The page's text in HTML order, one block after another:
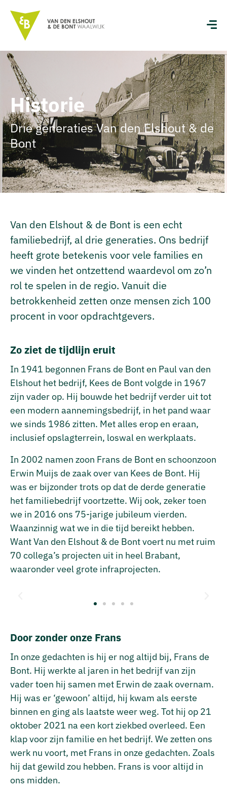
Historie
Drie generaties Van den Elshout & de
Bont
Van den Elshout & de Bont is een echt
familiebedrijf, al drie generaties. Ons bedrijf
heeft grote betekenis voor vele families en
we vinden het ontzettend waardevol om zo’n
rol te spelen in de regio. Vanuit die
betrokkenheid zetten onze mensen zich 100
procent in voor opdrachtgevers.
Zo ziet de tijdlijn eruit
In 1941 begonnen Frans de Bont en Paul van den
Elshout het bedrijf, Kees de Bont volgde in 1967
zijn vader op. Hij bouwde het bedrijf verder uit tot
een modern aannemingsbedrijf, in het pand waar
we sinds 1986 zitten. Met alles erop en eraan,
inclusief opslagterrein, loswal en werkplaats.
In 2002 namen zoon Frans de Bont en schoonzoon
Erwin Muijs de zaak over van Kees de Bont. Hij
was er bijzonder trots op dat de derde generatie
het familiebedrijf voortzette. Wij ook, zeker toen
we in 2016 ons 75-jarige jubileum vierden.
Waanzinnig wat we in die tijd bereikt hebben.
Want Van den Elshout & de Bont voert nu met ruim
70 collega’s projecten uit in heel Brabant,
waaronder veel grote infraprojecten.
Door zonder onze Frans
In onze gedachten is hij er nog altijd bij, Frans de
Bont. Hij werkte al jaren in het bedrijf van zijn
vader toen hij samen met Erwin de zaak overnam.
Hij was er ‘gewoon’ altijd, hij kwam als eerste
binnen en ging als laatste weer weg. Tot hij op 21
oktober 2021 na een kort ziekbed overleed. Een
klap voor zijn familie en het bedrijf. We zetten ons
werk nu voort, met Frans in onze gedachten. Zoals
hij dat gewild zou hebben. Frans is voor altijd in
ons midden.